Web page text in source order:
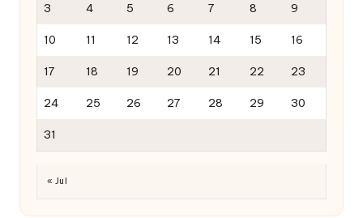
3 4 5 6 7 8 9
10 11 12 13 14 15 16
17 18 19 20 21 22 23
24 25 26 27 28 29 30
31
« Jul